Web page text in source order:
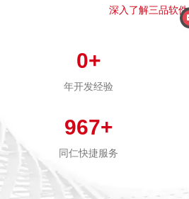
深入了解三品软件
0+
年开发经验
967+
同仁快捷服务